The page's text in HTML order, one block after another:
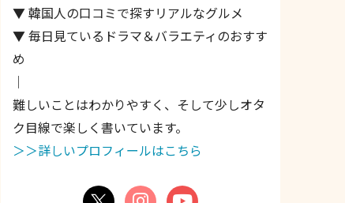
▼ 韓国人の口コミで探すリアルなグルメ
▼ 毎日見ているドラマ＆バラエティのおすす
め
｜
難しいことはわかりやすく、そして少しオタ
ク目線で楽しく書いています。
＞＞詳しいプロフィールはこちら